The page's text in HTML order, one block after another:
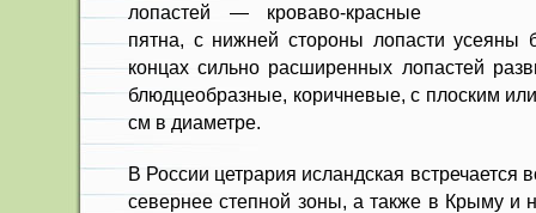
лопастей — кроваво-красные
пят­на, с нижней стороны лопасти
концах силь­но расширенных лопастей
блюдцеобразные, ко­ричневые, с плоским
см в диаметре.
В России цетрария исландская встречается
севернее степной зоны, а также в Кры­му и